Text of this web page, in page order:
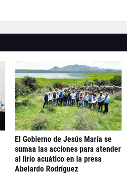
El Gobierno de Jesús María se
sumaa las acciones para atender
al lirio acuático en la presa
Abelardo Rodríguez